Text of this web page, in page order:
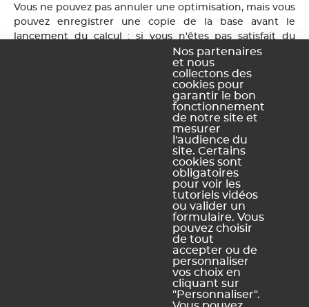
Vous ne pouvez pas annuler une optimisation, mais vous
pouvez enregistrer une copie de la base avant le
lancement du calcul : si vous n'êtes pas satisfait du
résultat obtenu, vous pourrez importer l'ancienne
version des emplois du temps via la commande
/ Exports > EDT > Importer les emplois du temps des
Ce contenu vous a été utile ?
Pas vraiment
https://docs.index-education.com/docs_fr/fr-edt-
support-fiche-4158-248-peut-on-annuler-une-
optimisation.php
Nos partenaires
et nous
collectons des
cookies pour
garantir le bon
fonctionnement
de notre site et
mesurer
l'audience du
site. Certains
cookies sont
obligatoires
pour voir les
tutoriels vidéos
ou valider un
formulaire. Vous
pouvez choisir
de tout
accepter ou de
personnaliser
vos choix en
cliquant sur
"Personnaliser".